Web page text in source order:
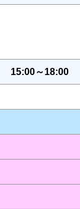
15:00～18:00